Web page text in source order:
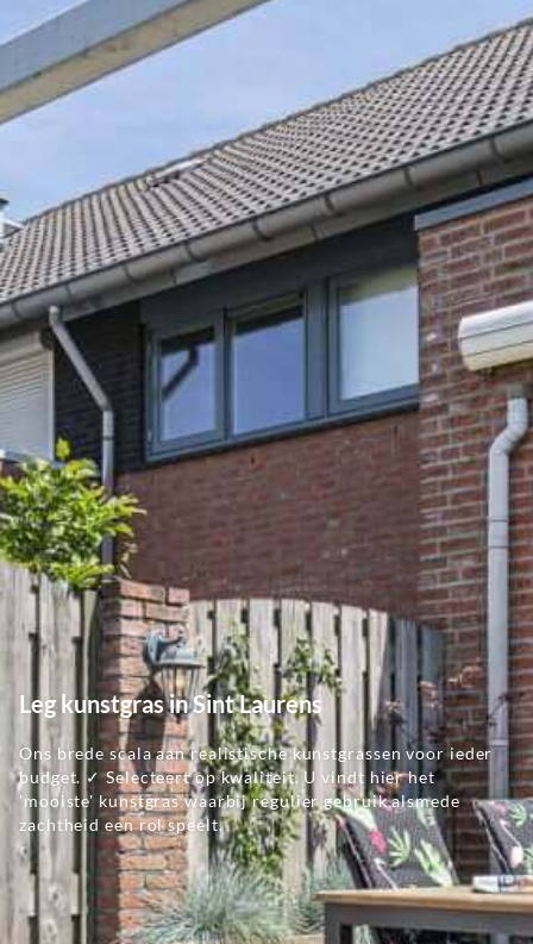
Leg kunstgras in Sint Laurens
Ons brede scala aan realistische kunstgrassen voor ieder
budget. ✓ Selecteert op kwaliteit. U vindt hier het
'mooiste' kunstgras waarbij regulier gebruik alsmede
zachtheid een rol speelt.